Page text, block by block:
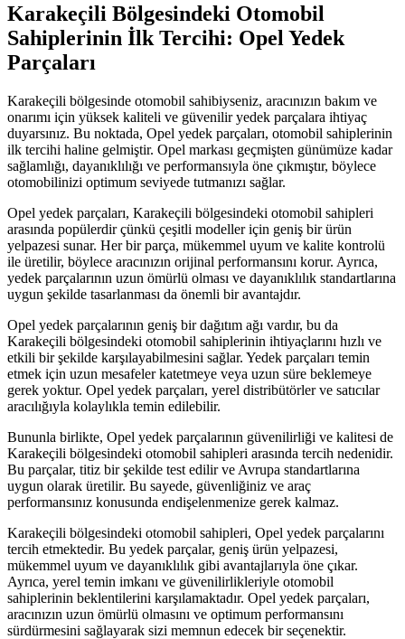
Karakeçili Bölgesindeki Otomobil
Sahiplerinin İlk Tercihi: Opel Yedek
Parçaları
Karakeçili bölgesinde otomobil sahibiyseniz, aracınızın bakım ve
onarımı için yüksek kaliteli ve güvenilir yedek parçalara ihtiyaç
duyarsınız. Bu noktada, Opel yedek parçaları, otomobil sahiplerinin
ilk tercihi haline gelmiştir. Opel markası geçmişten günümüze kadar
sağlamlığı, dayanıklılığı ve performansıyla öne çıkmıştır, böylece
otomobilinizi optimum seviyede tutmanızı sağlar.
Opel yedek parçaları, Karakeçili bölgesindeki otomobil sahipleri
arasında popülerdir çünkü çeşitli modeller için geniş bir ürün
yelpazesi sunar. Her bir parça, mükemmel uyum ve kalite kontrolü
ile üretilir, böylece aracınızın orijinal performansını korur. Ayrıca,
yedek parçalarının uzun ömürlü olması ve dayanıklılık standartlarına
uygun şekilde tasarlanması da önemli bir avantajdır.
Opel yedek parçalarının geniş bir dağıtım ağı vardır, bu da
Karakeçili bölgesindeki otomobil sahiplerinin ihtiyaçlarını hızlı ve
etkili bir şekilde karşılayabilmesini sağlar. Yedek parçaları temin
etmek için uzun mesafeler katetmeye veya uzun süre beklemeye
gerek yoktur. Opel yedek parçaları, yerel distribütörler ve satıcılar
aracılığıyla kolaylıkla temin edilebilir.
Bununla birlikte, Opel yedek parçalarının güvenilirliği ve kalitesi de
Karakeçili bölgesindeki otomobil sahipleri arasında tercih nedenidir.
Bu parçalar, titiz bir şekilde test edilir ve Avrupa standartlarına
uygun olarak üretilir. Bu sayede, güvenliğiniz ve araç
performansınız konusunda endişelenmenize gerek kalmaz.
Karakeçili bölgesindeki otomobil sahipleri, Opel yedek parçalarını
tercih etmektedir. Bu yedek parçalar, geniş ürün yelpazesi,
mükemmel uyum ve dayanıklılık gibi avantajlarıyla öne çıkar.
Ayrıca, yerel temin imkanı ve güvenilirlikleriyle otomobil
sahiplerinin beklentilerini karşılamaktadır. Opel yedek parçaları,
aracınızın uzun ömürlü olmasını ve optimum performansını
sürdürmesini sağlayarak sizi memnun edecek bir seçenektir.